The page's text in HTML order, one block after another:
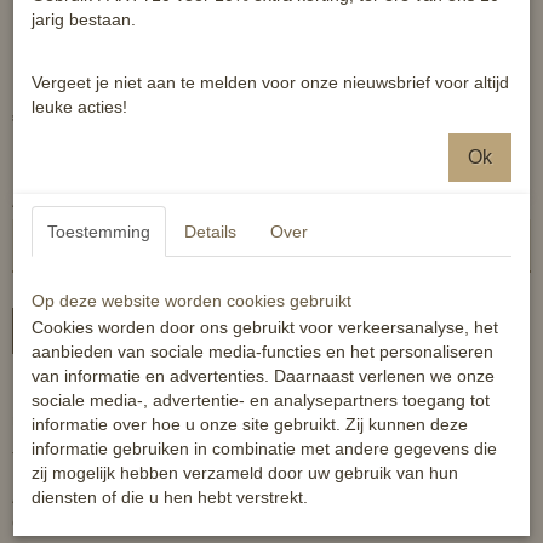
zwart met goukleurige
afwerking
€ 450,00
Aantal
In winkelwagen
Met veel plezier gedragen! Helaas doordat ik veel ben afgevallen
nu veel te groot.
TOP STAAT!!
Alleen wat slijtage aan zool zichtbaar, verder enkel lichte
gebruikssporen. Nieuwprijs was destijds E760,-
jarig bestaan.
Vergeet je niet aan te melden voor onze nieuwsbrief voor altijd
leuke acties!
Ok
Toestemming Details Over
Op deze website worden cookies gebruikt
Cookies worden door ons gebruikt voor verkeersanalyse, het
aanbieden van sociale media-functies en het personaliseren
van informatie en advertenties. Daarnaast verlenen we onze
sociale media-, advertentie- en analysepartners toegang tot
informatie over hoe u onze site gebruikt. Zij kunnen deze
informatie gebruiken in combinatie met andere gegevens die
zij mogelijk hebben verzameld door uw gebruik van hun
diensten of die u hen hebt verstrekt.